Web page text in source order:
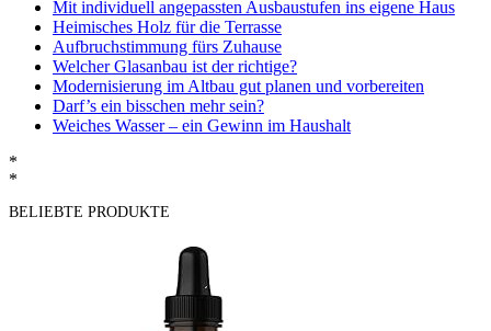
Mit individuell angepassten Ausbaustufen ins eigene Haus
Heimisches Holz für die Terrasse
Aufbruchstimmung fürs Zuhause
Welcher Glasanbau ist der richtige?
Modernisierung im Altbau gut planen und vorbereiten
Darf’s ein bisschen mehr sein?
Weiches Wasser – ein Gewinn im Haushalt
*
*
BELIEBTE PRODUKTE